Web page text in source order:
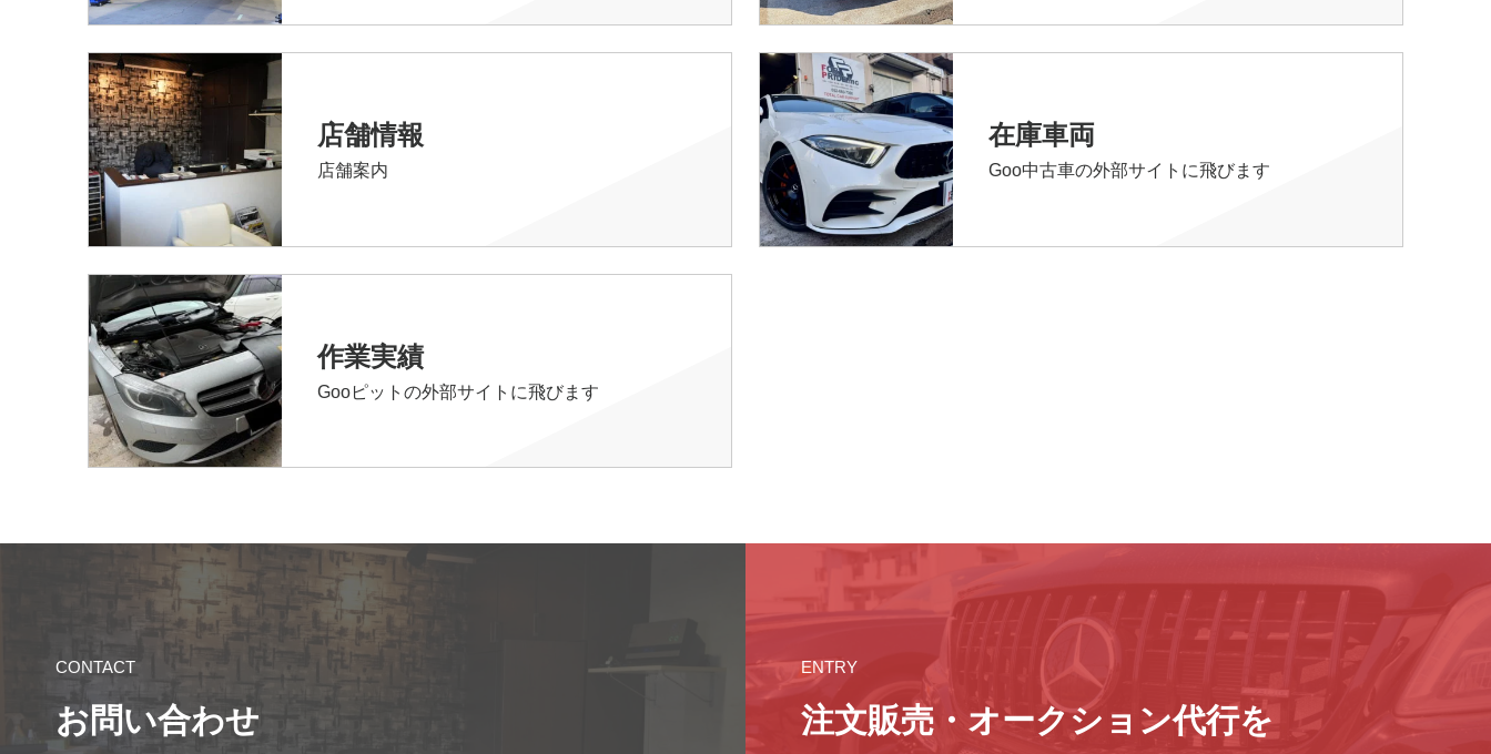
店舗情報
店舗案内
在庫車両
Goo中古車の外部サイトに飛びます
作業実績
Gooピットの外部サイトに飛びます
CONTACT
お問い合わせ
ENTRY
注文販売・オークション代行を